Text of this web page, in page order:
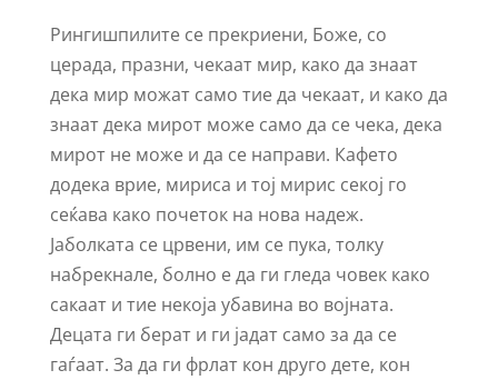
Рингишпилите се прекриени, Боже, со
церада, празни, чекаат мир, како да знаат
дека мир можат само тие да чекаат, и како да
знаат дека мирот може само да се чека, дека
мирот не може и да се направи. Кафето
додека врие, мириса и тој мирис секој го
сеќава како почеток на нова надеж.
Јаболката се црвени, им се пука, толку
набрекнале, болно е да ги гледа човек како
сакаат и тие некоја убавина во војната.
Децата ги берат и ги јадат само за да се
гаѓаат. За да ги фрлат кон друго дете, кон